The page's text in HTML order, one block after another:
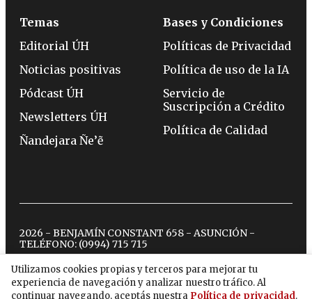
Utilizamos cookies propias y terceros para mejorar tu
experiencia de navegación y analizar nuestro tráfico. Al
continuar navegando, aceptás nuestra Política de privacidad.
Temas
Editorial ÚH
Noticias positivas
Pódcast ÚH
Newsletters ÚH
Ñandejara Ñe’ẽ
Bases y Condiciones
Políticas de Privacidad
Política de uso de la IA
Servicio de
Suscripción a Crédito
Política de Calidad
2026 - BENJAMÍN CONSTANT 658 - ASUNCIÓN -
TELÉFONO: (0994) 715 715
twitterinstagram
facebook
tiktokyoutubespotify